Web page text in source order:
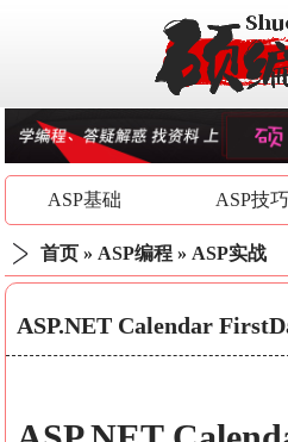
ASP基础 ASP技巧
首页 » ASP编程 » ASP实战
ASP.NET Calendar